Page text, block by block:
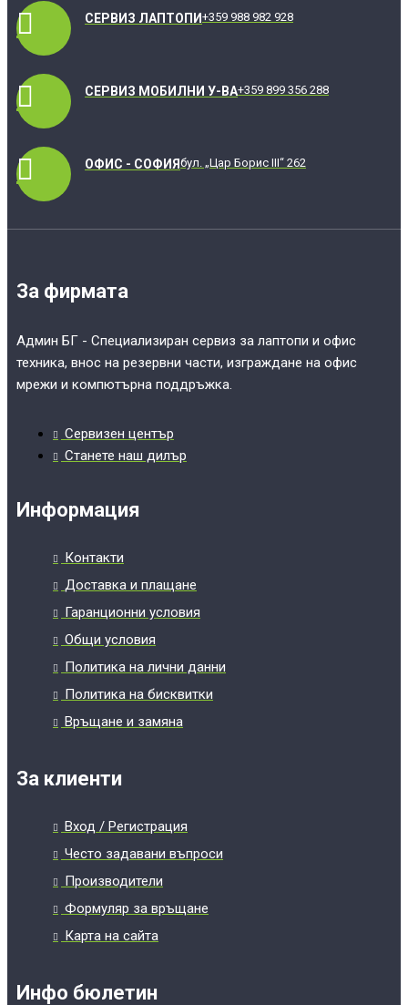
СЕРВИЗ ЛАПТОПИ +359 988 982 928
СЕРВИЗ МОБИЛНИ У-ВА+359 899 356 288
ОФИС - СОФИЯ бул. „Цар Борис III“ 262
За фирмата
Админ БГ - Специализиран сервиз за лаптопи и офис
техника, внос на резервни части, изграждане на офис
мрежи и компютърна поддръжка.
Сервизен център
Станете наш дилър
Информация
Контакти
Доставка и плащане
Гаранционни условия
Общи условия
Политика на лични данни
Политика на бисквитки
Връщане и замяна
За клиенти
Вход / Регистрация
Често задавани въпроси
Производители
Формуляр за връщане
Карта на сайта
Инфо бюлетин